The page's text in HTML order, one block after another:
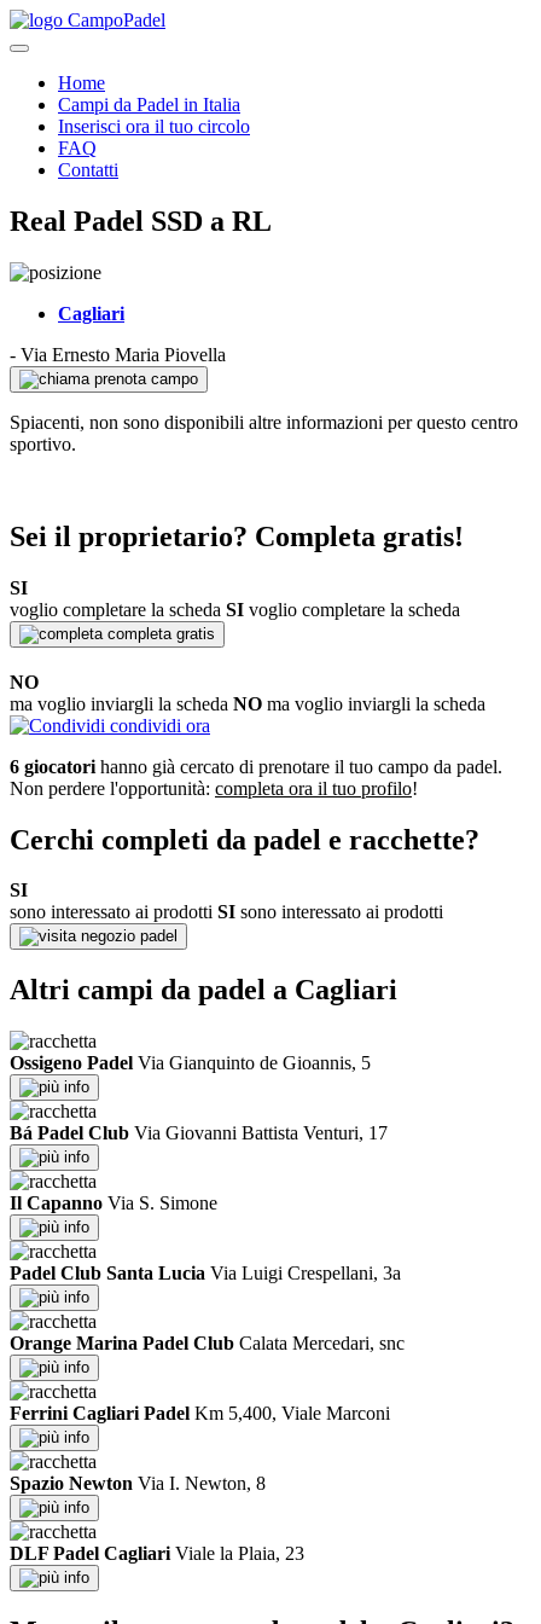
Home
Campi da Padel in Italia
Inserisci ora il tuo circolo
FAQ
Contatti
Real Padel SSD a RL
Cagliari
- Via Ernesto Maria Piovella
prenota campo
Spiacenti, non sono disponibili altre informazioni per questo centro
sportivo.
Sei il proprietario? Completa gratis!
SI
voglio completare la scheda SI voglio completare la scheda
completa gratis
NO
ma voglio inviargli la scheda NO ma voglio inviargli la scheda
condividi ora
6 giocatori hanno già cercato di prenotare il tuo campo da padel.
Non perdere l'opportunità: completa ora il tuo profilo!
Cerchi completi da padel e racchette?
SI
sono interessato ai prodotti SI sono interessato ai prodotti
negozio padel
Altri campi da padel a Cagliari
Ossigeno Padel Via Gianquinto de Gioannis, 5
info
Bá Padel Club Via Giovanni Battista Venturi, 17
info
Il Capanno Via S. Simone
info
Padel Club Santa Lucia Via Luigi Crespellani, 3a
info
Orange Marina Padel Club Calata Mercedari, snc
info
Ferrini Cagliari Padel Km 5,400, Viale Marconi
info
Spazio Newton Via I. Newton, 8
info
DLF Padel Cagliari Viale la Plaia, 23
info